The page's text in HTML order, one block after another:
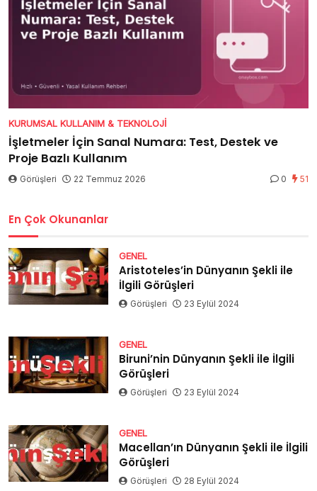
KURUMSAL KULLANIM & TEKNOLOJI
İşletmeler İçin Sanal Numara: Test, Destek ve
Proje Bazlı Kullanım
Görüşleri 22 Temmuz 2026 0 51
En Çok Okunanlar
GENEL
Aristoteles’in Dünyanın Şekli ile
İlgili Görüşleri
Görüşleri 23 Eylül 2024
GENEL
Biruni’nin Dünyanın Şekli ile İlgili
Görüşleri
Görüşleri 23 Eylül 2024
GENEL
Macellan’ın Dünyanın Şekli ile İlgili
Görüşleri
Görüşleri 28 Eylül 2024